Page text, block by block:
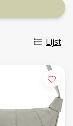
Lijst